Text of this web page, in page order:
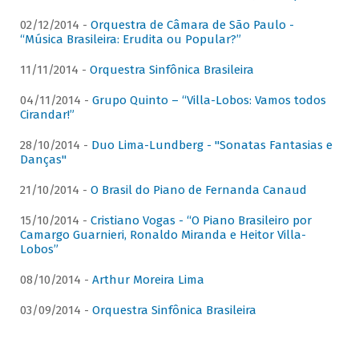
02/12/2014 - Orquestra de Câmara de São Paulo -
“Música Brasileira: Erudita ou Popular?”
11/11/2014 - Orquestra Sinfônica Brasileira
04/11/2014 - Grupo Quinto – “Villa-Lobos: Vamos todos
Cirandar!”
28/10/2014 - Duo Lima-Lundberg - "Sonatas Fantasias e
Danças"
21/10/2014 - O Brasil do Piano de Fernanda Canaud
15/10/2014 - Cristiano Vogas - “O Piano Brasileiro por
Camargo Guarnieri, Ronaldo Miranda e Heitor Villa-
Lobos”
08/10/2014 - Arthur Moreira Lima
03/09/2014 - Orquestra Sinfônica Brasileira